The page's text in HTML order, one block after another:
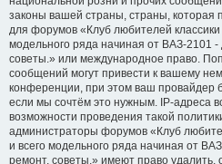
законы вашей страны, страны, которая
для форумов «Клуб любителей
модельного ряда начиная от ВАЗ-2101 -
советы.» или международное право.
сообщений могут привести к вашему
конференции, при этом ваш провайдер
если мы сочтём это нужным. IP-адреса
возможности проведения такой
администраторы форумов «Клуб
и всего модельного ряда начиная от
ремонт, советы.» имеют право удалить,